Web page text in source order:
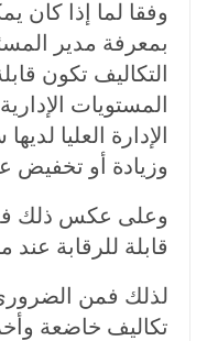
وفقا لما إذا كان
بمعرفة مدير
التكاليف تكون
المستويات
الإدارة العليا
وزيادة أو تخفيض
وعلى عكس ذلك
قابلة للرقابة عند
لذلك فمن
تكاليف خاضعة